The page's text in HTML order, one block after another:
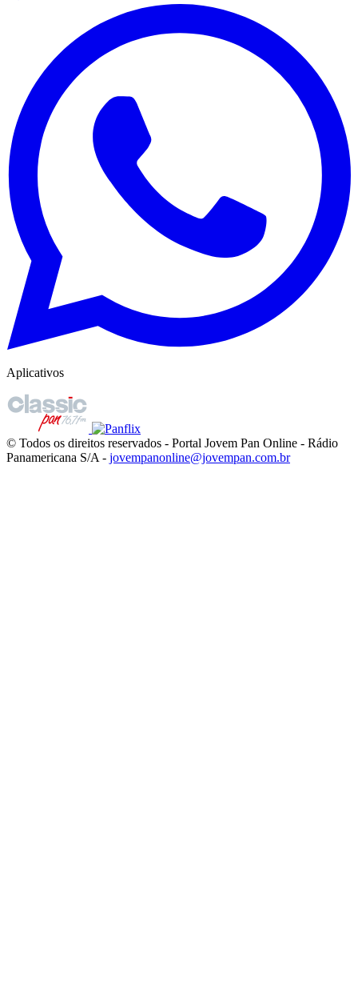
Aplicativos
© Todos os direitos reservados - Portal Jovem Pan Online - Rádio
Panamericana S/A - jovempanonline@jovempan.com.br